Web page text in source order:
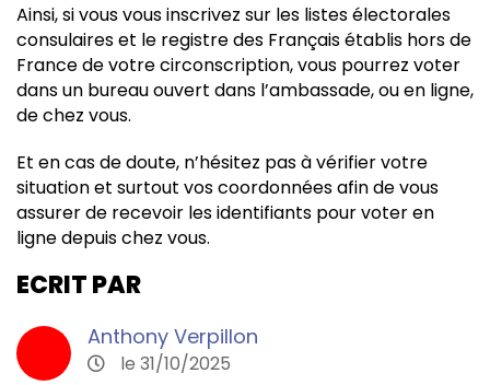
Ainsi, si vous vous inscrivez sur les listes électorales
consulaires et le registre des Français établis hors de
France de votre circonscription, vous pourrez voter
dans un bureau ouvert dans l’ambassade, ou en ligne,
de chez vous.
Et en cas de doute, n’hésitez pas à vérifier votre
situation et surtout vos coordonnées afin de vous
assurer de recevoir les identifiants pour voter en
ligne depuis chez vous.
ECRIT PAR
Anthony Verpillon
le 31/10/2025